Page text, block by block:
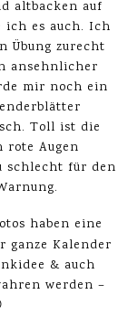
altbacken auf
es auch. Ich
Übung zurecht
ansehnlicher
mir noch ein
Toll ist die
rote Augen
schlecht für den
haben eine
ganze Kalender
& auch
werden –